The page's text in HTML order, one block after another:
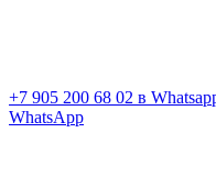
+7 905 200 68 02 в
WhatsApp